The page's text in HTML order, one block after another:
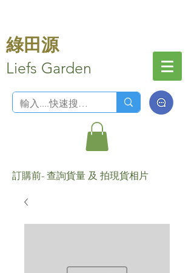
綠田源
Liefs Garden
訂購前- 查詢貨量 及 拍現貨相片